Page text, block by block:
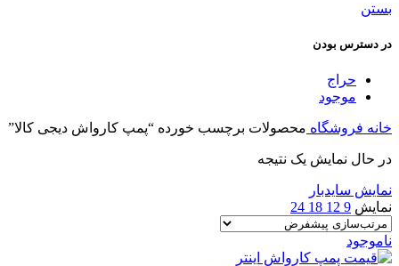
بستن
در دسترس بودن
حراج
موجود
خانه فروشگاه محصولات برچسب خورده “پمپ کارواش دیجی کالا”
در حال نمایش یک نتیجه
نمایش سایدبار
نمایش 9
12
18
24
ناموجود